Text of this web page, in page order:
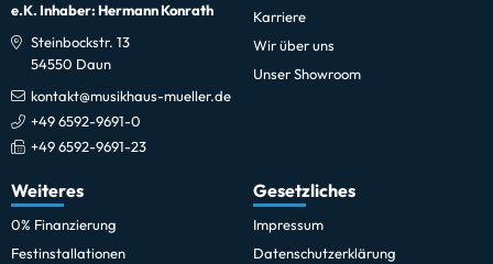
e.K. Inhaber: Hermann Konrath
Steinbockstr. 13
54550 Daun
kontakt@musikhaus-mueller.de
+49 6592-9691-0
+49 6592-9691-23
Karriere
Wir über uns
Unser Showroom
Weiteres
0% Finanzierung
Festinstallationen
Gesetzliches
Impressum
Datenschutzerklärung